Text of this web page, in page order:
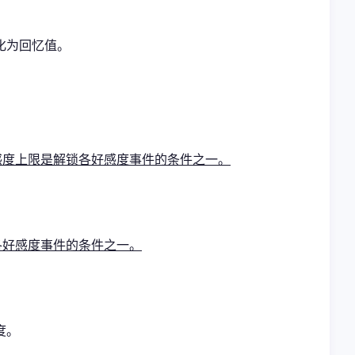
回忆值。
上限是解锁各好感度事件的条件之一。
感度事件的条件之一。